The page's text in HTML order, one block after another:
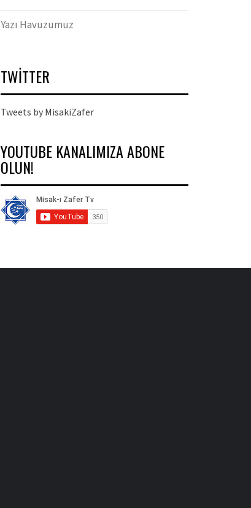
Yazı Havuzumuz
TWITTER
Tweets by MisakiZafer
YOUTUBE KANALIMIZA ABONE
OLUN!